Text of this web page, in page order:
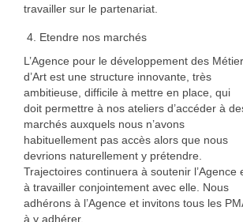
travailler sur le partenariat.
Etendre nos marchés
L’Agence pour le développement des
d’Art est une structure innovante, très
ambitieuse, difficile à mettre en place, qui
doit permettre à nos ateliers d’accéder à
marchés auxquels nous n’avons
habituellement pas accès alors que nous
devrions naturellement y prétendre.
Trajectoires continuera à soutenir l’Agence
à travailler conjointement avec elle. Nous
adhérons à l’Agence et invitons tous les
à y adhérer.